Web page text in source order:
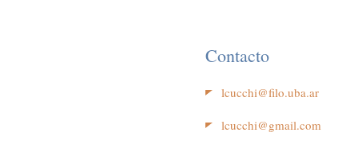
Contacto
lcucchi@filo.uba.ar
lcucchi@gmail.com